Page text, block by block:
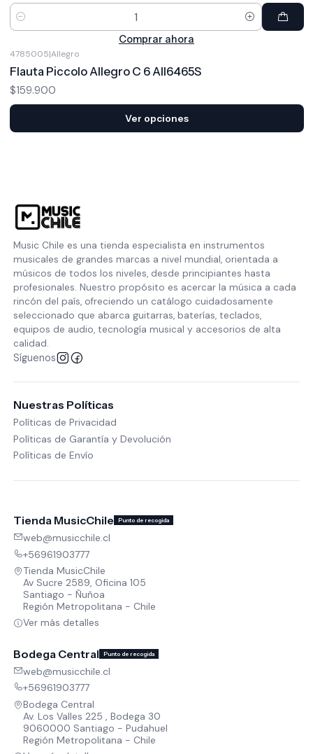
Cantidad
Comprar ahora
4785005|Allegro
Flauta Piccolo Allegro C 6 All6465S
$159.900
Ver opciones
Music Chile es una tienda especialista en instrumentos
musicales de grandes marcas a nivel mundial, orientada a
músicos de todos los niveles, desde principiantes hasta
profesionales. Nuestro propósito es acercar la música a cada
rincón del país, ofreciendo un catálogo cuidadosamente
seleccionado que abarca guitarras, baterías, teclados,
equipos de audio, tecnología musical y accesorios de alta
calidad.
Síguenos
Nuestras Políticas
Políticas de Privacidad
Políticas de Garantía y Devolución
Políticas de Envío
Tienda MusicChile Punto de recogida
web@musicchile.cl
+56961903777
Tienda MusicChile
Av Sucre 2589, Oficina 105
Santiago - Ñuñoa
Región Metropolitana - Chile
Ver más detalles
Bodega Central Punto de recogida
web@musicchile.cl
+56961903777
Bodega Central
Av. Los Valles 225 , Bodega 30
9060000 Santiago - Pudahuel
Región Metropolitana - Chile